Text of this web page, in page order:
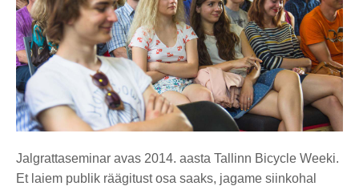
Jalgrattaseminar avas 2014. aasta Tallinn Bicycle Weeki.
Et laiem publik räägitust osa saaks, jagame siinkohal